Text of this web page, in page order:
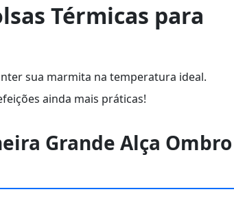
Térmicas para
sua marmita na temperatura ideal.
ainda mais práticas!
Grande Alça Ombro